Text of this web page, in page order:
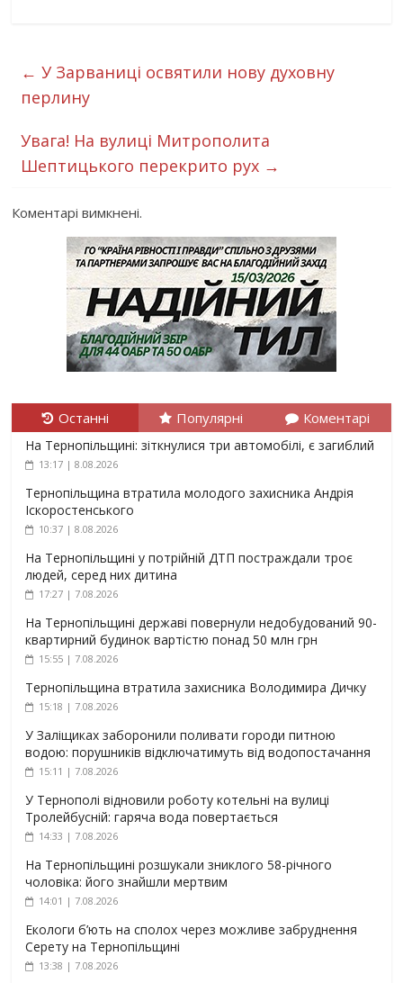
← У Зарваниці освятили нову духовну
перлину
Увага! На вулиці Митрополита
Шептицького перекрито рух →
Коментарі вимкнені.
Останні Популярні Коментарі
На Тернопільщині: зіткнулися три автомобілі, є загиблий
13:17 | 8.08.2026
Тернопільщина втратила молодого захисника Андрія
Іскоростенського
10:37 | 8.08.2026
На Тернопільщині у потрійній ДТП постраждали троє
людей, серед них дитина
17:27 | 7.08.2026
На Тернопільщині державі повернули недобудований 90-
квартирний будинок вартістю понад 50 млн грн
15:55 | 7.08.2026
Тернопільщина втратила захисника Володимира Дичку
15:18 | 7.08.2026
У Заліщиках заборонили поливати городи питною
водою: порушників відключатимуть від водопостачання
15:11 | 7.08.2026
У Тернополі відновили роботу котельні на вулиці
Тролейбусній: гаряча вода повертається
14:33 | 7.08.2026
На Тернопільщині розшукали зниклого 58-річного
чоловіка: його знайшли мертвим
14:01 | 7.08.2026
Екологи б’ють на сполох через можливе забруднення
Серету на Тернопільщині
13:38 | 7.08.2026